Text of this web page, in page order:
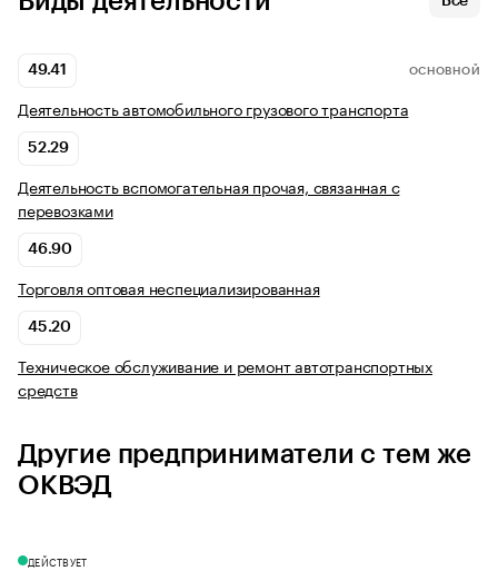
49.41 ОСНОВНОЙ
Деятельность автомобильного грузового транспорта
52.29
Деятельность вспомогательная прочая, связанная с
перевозками
46.90
Торговля оптовая неспециализированная
45.20
Техническое обслуживание и ремонт автотранспортных
средств
Другие предприниматели с тем же
ОКВЭД
ДЕЙСТВУЕТ